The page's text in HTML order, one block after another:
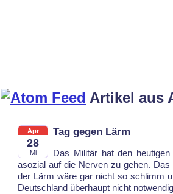
Artikel aus
Apr
28
Mi
Tag gegen Lärm
Das Militär hat den
asozial auf die Nerven zu gehen.
der Lärm wäre gar nicht so schlimm
Deutsch­land überhaupt nicht